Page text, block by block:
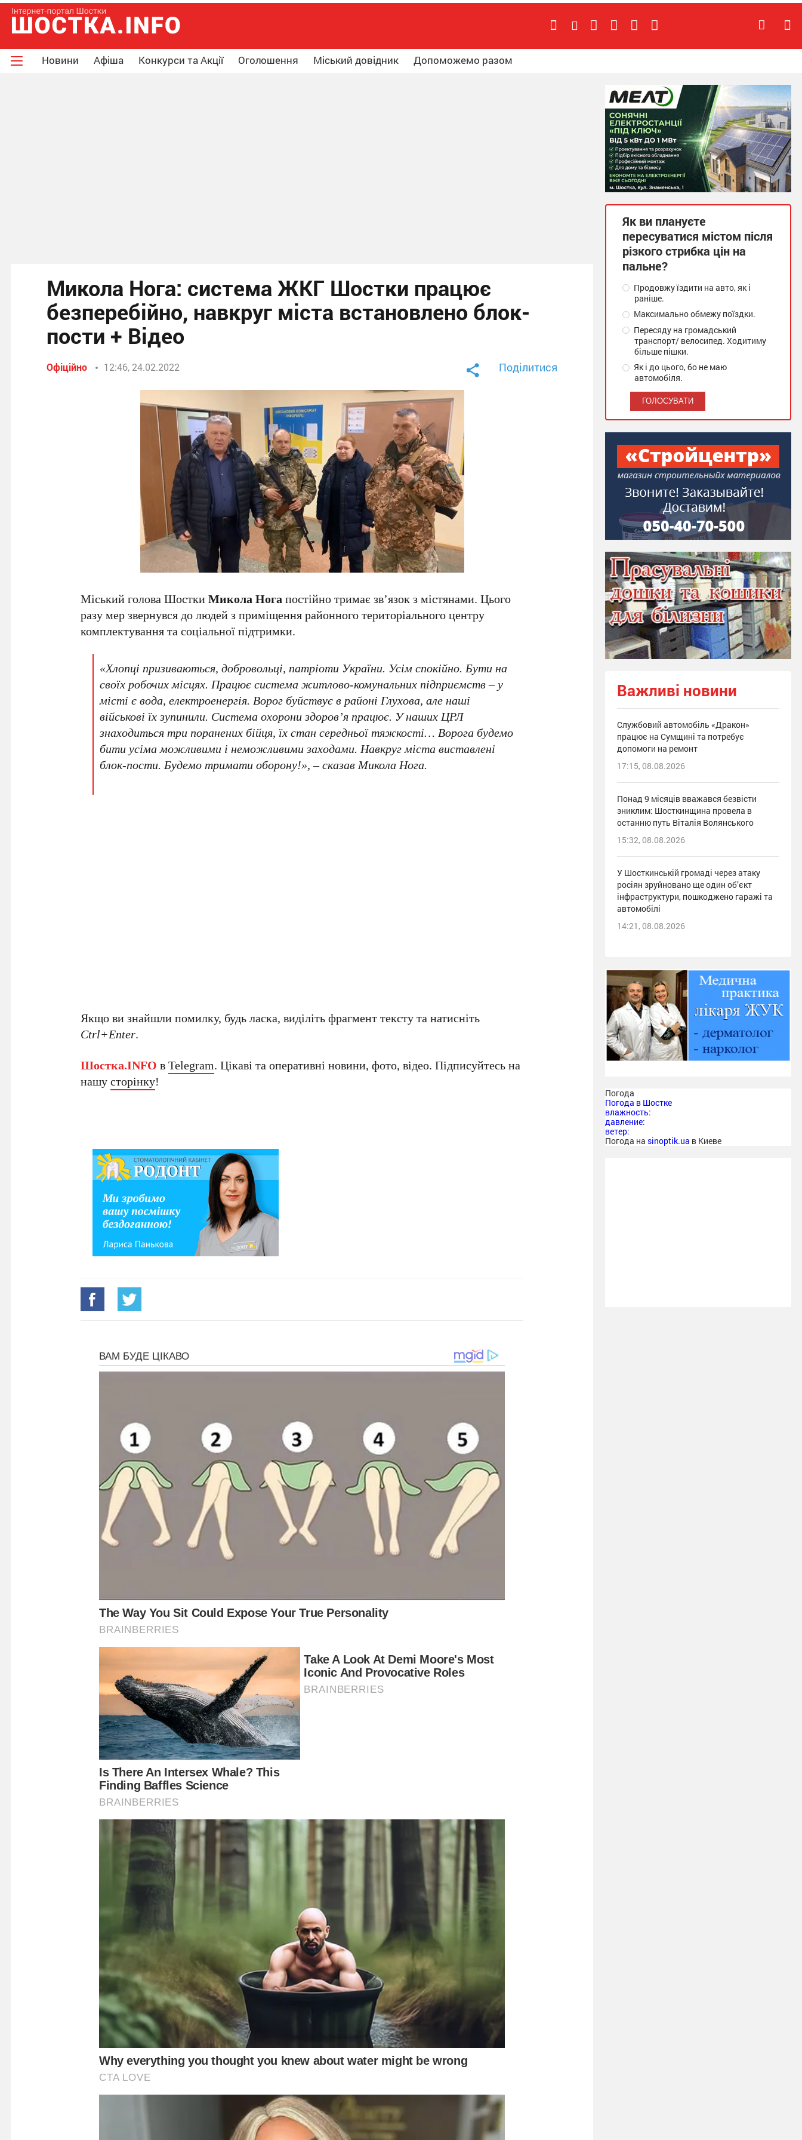
Новини Афіша Конкурси та Акції Оголошення Міський довідник Допоможемо разом
Микола Нога: система ЖКГ Шостки працює
безперебійно, навкруг міста встановлено блок-
пости + Відео
Офіційно 12:46, 24.02.2022 Поділитися
Міський голова ШосткиМикола Ногапостійно тримає зв’язок з містянами. Цього
разу мер звернувся до людей з приміщення районного територіального центру
комплектування та соціальної підтримки.
«Хлопці призиваються, добровольці, патріоти України. Усім спокійно. Бути на
своїх робочих місцях. Працює система житлово-комунальних підприємств – у
місті є вода, електроенергія. Ворог буйствує в районі Глухова, але наші
військові їх зупинили. Система охорони здоров’я працює. У наших ЦРЛ
знаходиться три поранених бійця, їх стан середньої тяжкості… Ворога будемо
бити усіма можливими і неможливими заходами. Навкруг міста виставлені
блок-пости. Будемо тримати оборону!», – сказав Микола Нога.
Якщо ви знайшли помилку, будь ласка, виділіть фрагмент тексту та натисніть
Ctrl+Enter.
Шостка.INFO вTelegram. Цікаві та оперативні новини, фото, відео. Підписуйтесь на
нашусторінку!
Як ви плануєте
пересуватися містом після
різкого стрибка цін на
пальне?
Продовжу їздити на авто, як і
раніше.
Максимально обмежу поїздки.
Пересяду на громадський
транспорт/ велосипед. Ходитиму
більше пішки.
Як і до цього, бо не маю
автомобіля.
Важливі новини
Службовий автомобіль «Дракон»
працює на Сумщині та потребує
допомоги на ремонт
17:15, 08.08.2026
Понад 9 місяців вважався безвісти
зниклим: Шосткинщина провела в
останню путь Віталія Волянського
15:32, 08.08.2026
У Шосткинській громаді через атаку
росіян зруйновано ще один об’єкт
інфраструктури, пошкоджено гаражі та
автомобілі
14:21, 08.08.2026
Погода
Погода в Шостке
влажность:
давление:
ветер:
Погода на sinoptik.ua в Киеве